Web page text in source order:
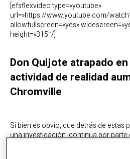
[efsflexvideo type=»youtube»
url=»https://www.youtube.com/
allowfullscreen=»yes»
height=»315″/]
Don Quijote atrapado
actividad de realidad
Chromville
Si bien es obvio, que detrás de estas
una investigación continua por parte